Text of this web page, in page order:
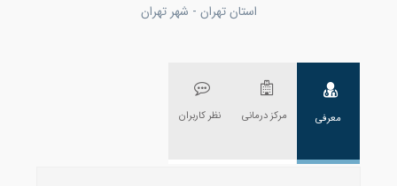
استان تهران - شهر تهران
معرفی مرکز درمانی نظر کاربران